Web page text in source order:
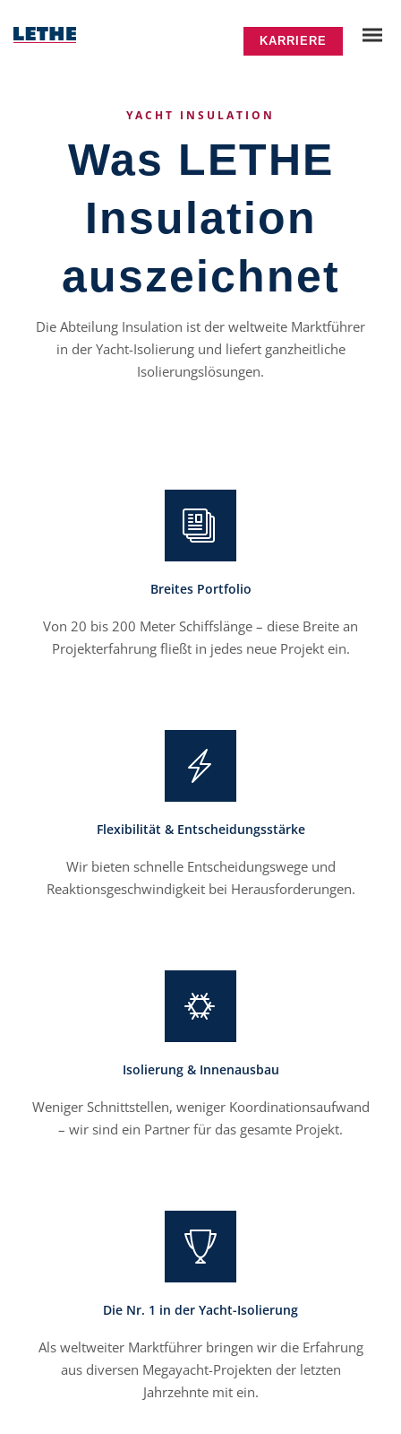
KARRIERE
YACHT INSULATION
Was LETHE
Insulation
auszeichnet
Die Abteilung Insulation ist der weltweite Marktführer
in der Yacht-Isolierung und liefert ganzheitliche
Isolierungslösungen.
Breites Portfolio
Von 20 bis 200 Meter Schiffslänge – diese Breite an
Projekterfahrung fließt in jedes neue Projekt ein.
Flexibilität & Entscheidungsstärke
Wir bieten schnelle Entscheidungswege und
Reaktionsgeschwindigkeit bei Herausforderungen.
Isolierung & Innenausbau
Weniger Schnittstellen, weniger Koordinationsaufwand
– wir sind ein Partner für das gesamte Projekt.
Die Nr. 1 in der Yacht-Isolierung
Als weltweiter Marktführer bringen wir die Erfahrung
aus diversen Megayacht-Projekten der letzten
Jahrzehnte mit ein.